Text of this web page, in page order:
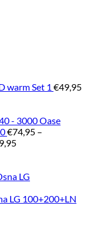
warm Set 1 €49,95
Oase
€74,95 –
LG 100+200+LN